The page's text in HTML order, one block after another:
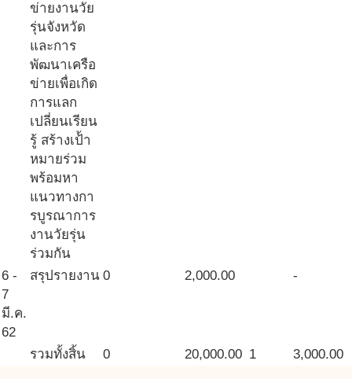
ข่ายงานวัย
รุ่นจังหวัด
และการ
พัฒนาเครือ
ข่ายเพื่อเกิด
การแลก
เปลี่ยนเรียน
รู้ สร้างเป้้า
หมายร่วม
พร้อมหา
แนวทางกา
รบูรณาการ
งานวัยรุ่น
ร่วมกัน
6 -
7
มี.ค.
62
สรุปรายงาน 0 2,000.00 -
รวมทั้งสิ้น 0 20,000.00 1 3,000.00